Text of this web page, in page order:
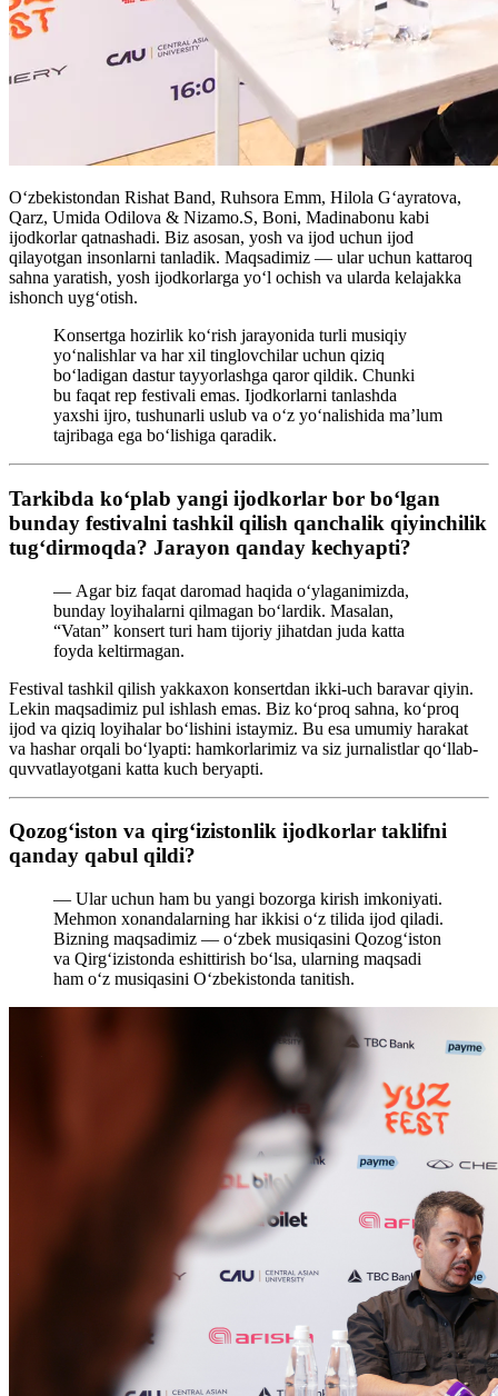
O‘zbekistondan Rishat Band, Ruhsora Emm, Hilola G‘ayratova,
Qarz, Umida Odilova & Nizamo.S, Boni, Madinabonu kabi
ijodkorlar qatnashadi. Biz asosan, yosh va ijod uchun ijod
qilayotgan insonlarni tanladik. Maqsadimiz — ular uchun kattaroq
sahna yaratish, yosh ijodkorlarga yo‘l ochish va ularda kelajakka
ishonch uyg‘otish.
Konsertga hozirlik ko‘rish jarayonida turli musiqiy
yo‘nalishlar va har xil tinglovchilar uchun qiziq
bo‘ladigan dastur tayyorlashga qaror qildik. Chunki
bu faqat rep festivali emas. Ijodkorlarni tanlashda
yaxshi ijro, tushunarli uslub va o‘z yo‘nalishida ma’lum
tajribaga ega bo‘lishiga qaradik.
Tarkibda ko‘plab yangi ijodkorlar bor bo‘lgan
bunday festivalni tashkil qilish qanchalik qiyinchilik
tug‘dirmoqda? Jarayon qanday kechyapti?
— Agar biz faqat daromad haqida o‘ylaganimizda,
bunday loyihalarni qilmagan bo‘lardik. Masalan,
“Vatan” konsert turi ham tijoriy jihatdan juda katta
foyda keltirmagan.
Festival tashkil qilish yakkaxon konsertdan ikki-uch baravar qiyin.
Lekin maqsadimiz pul ishlash emas. Biz ko‘proq sahna, ko‘proq
ijod va qiziq loyihalar bo‘lishini istaymiz. Bu esa umumiy harakat
va hashar orqali bo‘lyapti: hamkorlarimiz va siz jurnalistlar qo‘llab-
quvvatlayotgani katta kuch beryapti.
Qozog‘iston va qirg‘izistonlik ijodkorlar taklifni
qanday qabul qildi?
— Ular uchun ham bu yangi bozorga kirish imkoniyati.
Mehmon xonandalarning har ikkisi o‘z tilida ijod qiladi.
Bizning maqsadimiz — o‘zbek musiqasini Qozog‘iston
va Qirg‘izistonda eshittirish bo‘lsa, ularning maqsadi
ham o‘z musiqasini O‘zbekistonda tanitish.